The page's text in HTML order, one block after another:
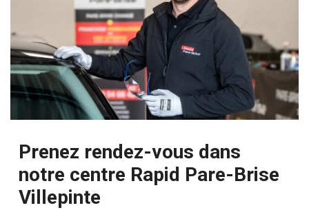
Prenez rendez-vous dans
notre centre Rapid Pare-Brise
Villepinte